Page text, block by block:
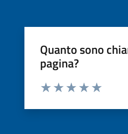
Quanto sono
pagina?
Valuta da 1 a 5 stelle la pagina